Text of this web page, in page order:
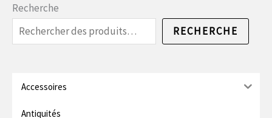
Recherche
RECHERCHE
Accessoires
Antiquités